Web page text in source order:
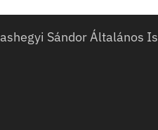
Sándor Általános